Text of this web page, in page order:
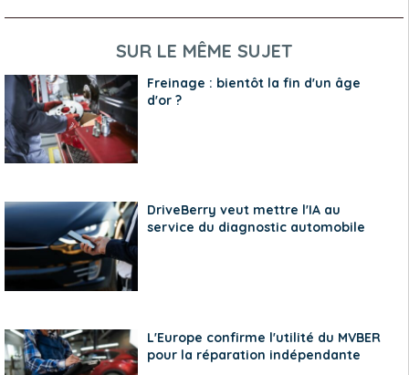
SUR LE MÊME SUJET
Freinage : bientôt la fin d'un âge
d'or ?
DriveBerry veut mettre l'IA au
service du diagnostic automobile
L'Europe confirme l'utilité du MVBER
pour la réparation indépendante